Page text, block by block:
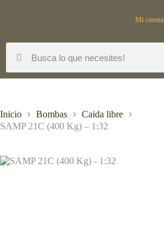
Mi cuenta
Inicio Bombas
Caida libre
SAMP 21C (400 Kg) – 1:32